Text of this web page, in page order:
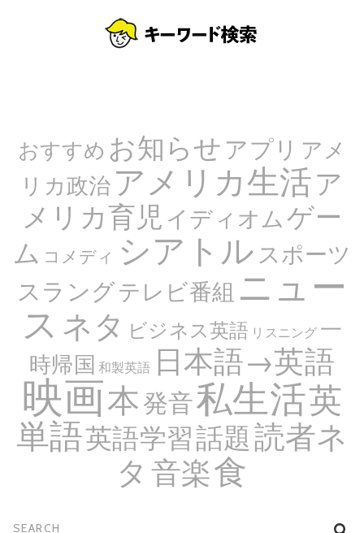
おすすめ お知らせアプリ アメ
リカ政治アメリカ生活ア
メリカ育児 イディオムゲー
ム コメディ シアトル スポーツ
スラングテレビ番組 ニュー
ス ネタ ビジネス英語 リスニング 一
時帰国 和製英語 日本語→英語
映画本発音私生活英
単語英語学習話題読者ネ
タ 音楽食